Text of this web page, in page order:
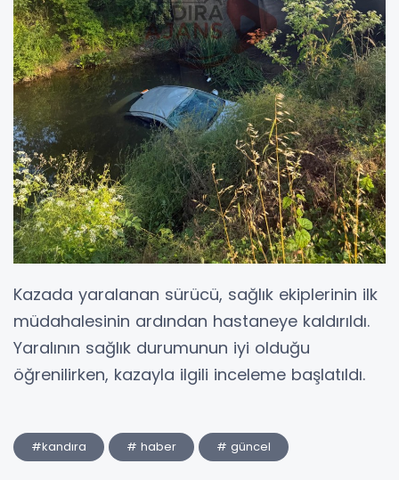
Kazada yaralanan sürücü, sağlık ekiplerinin ilk
müdahalesinin ardından hastaneye kaldırıldı.
Yaralının sağlık durumunun iyi olduğu
öğrenilirken, kazayla ilgili inceleme başlatıldı.
#kandıra # haber # güncel